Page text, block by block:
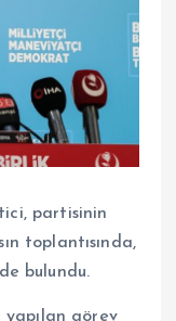
partisinin
toplantısında,
bulundu.
yapılan görev